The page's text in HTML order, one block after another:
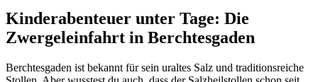
Kinderabenteuer unter Tage: Die
Zwergeleinfahrt in Berchtesgaden
Berchtesgaden ist bekannt für sein uraltes Salz und traditionsreiche